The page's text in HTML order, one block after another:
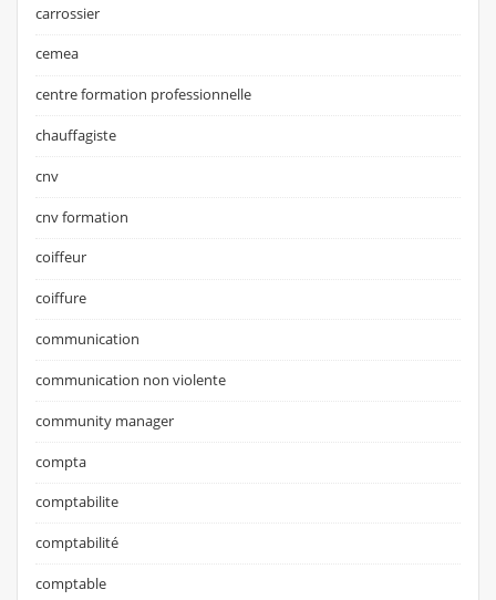
carrossier
cemea
centre formation professionnelle
chauffagiste
cnv
cnv formation
coiffeur
coiffure
communication
communication non violente
community manager
compta
comptabilite
comptabilité
comptable